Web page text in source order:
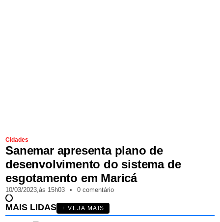
Cidades
Sanemar apresenta plano de
desenvolvimento do sistema de
esgotamento em Maricá
10/03/2023,às 15h03 • 0 comentário
MAIS LIDAS + VEJA MAIS